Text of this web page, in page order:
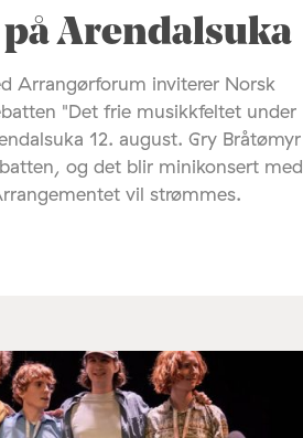
Arendalsuka
Arrangørforum inviterer Norsk
"Det frie musikkfeltet under
12. august. Gry Bråtømyr
og det blir minikonsert med
vil strømmes.